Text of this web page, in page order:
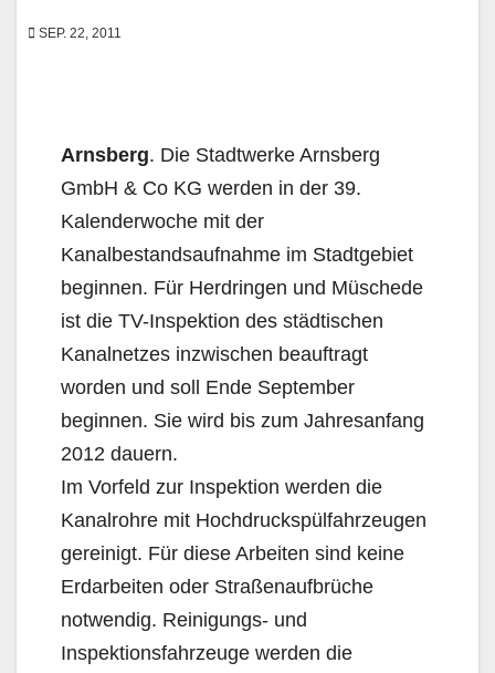
SEP. 22, 2011
Arnsberg. Die Stadtwerke Arnsberg
GmbH & Co KG werden in der 39.
Kalenderwoche mit der
Kanalbestandsaufnahme im Stadtgebiet
beginnen. Für Herdringen und Müschede
ist die TV-Inspektion des städtischen
Kanalnetzes inzwischen beauftragt
worden und soll Ende September
beginnen. Sie wird bis zum Jahresanfang
2012 dauern.
Im Vorfeld zur Inspektion werden die
Kanalrohre mit Hochdruckspülfahrzeugen
gereinigt. Für diese Arbeiten sind keine
Erdarbeiten oder Straßenaufbrüche
notwendig. Reinigungs- und
Inspektionsfahrzeuge werden die